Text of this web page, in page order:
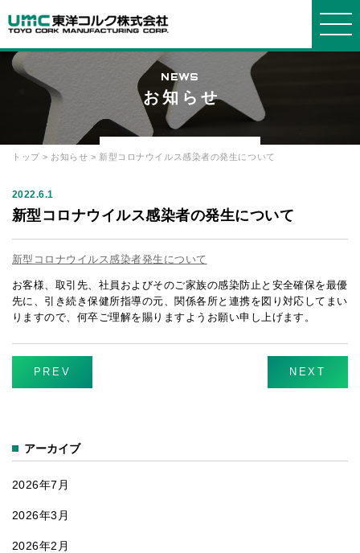
東洋コルクについて ABOUT
事業紹介 WORKS
コルク
について
設備
ナルオーダ
ー
製品紹介 PRODUCTS
箱物
断熱
材・緩衝材
木
リプロピレ
ン
立ベッド
「床にポ
会社情報 COMPANY
品質・
環境方針
社長メ
ッセージ
念
歴史
採用情
お知らせ・よくある質問
INFORMATION
シー
NEWS
お知らせ
トップ > お知らせ > 新型コロナウイルス感染者の発生について
2022.6.1
新型コロナウイルス感染者の発生について
新型コロナウイルス感染者発生について
お客様、取引先、社員およびそのご家族の感染防止と安全確保を最優
先に、引き続き保健所指導の元、関係各所と連携を図り対応してまい
りますので、何卒ご理解を賜りますようお願い申し上げます。
PREV NEXT
アーカイブ
2026年7月
2026年3月
2026年2月